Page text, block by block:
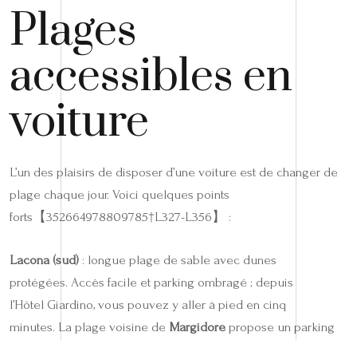
Plages
accessibles en
voiture
L’un des plaisirs de disposer d’une voiture est de changer de
plage chaque jour. Voici quelques points
forts【352664978809785†L327-L356】 :
Lacona (sud) : longue plage de sable avec dunes
protégées. Accès facile et parking ombragé ; depuis
l’Hôtel Giardino, vous pouvez y aller à pied en cinq
minutes. La plage voisine de Margidore propose un parking